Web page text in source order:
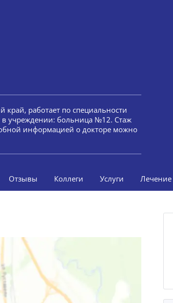
край, работает по специальности
в учреждении: больница №12. Стаж
информацией о докторе можно
Отзывы Коллеги Услуги Лечение